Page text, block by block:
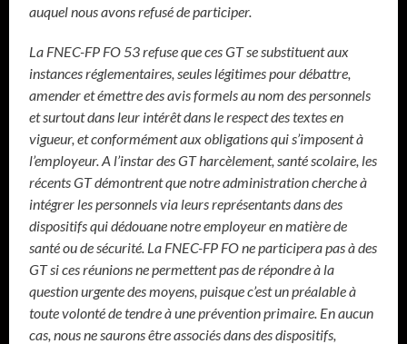
auquel nous avons refusé de participer.
La FNEC-FP FO 53 refuse que ces GT se substituent aux
instances réglementaires, seules légitimes pour débattre,
amender et émettre des avis formels au nom des personnels
et surtout dans leur intérêt dans le respect des textes en
vigueur, et conformément aux obligations qui s’imposent à
l’employeur. A l’instar des GT harcèlement, santé scolaire, les
récents GT démontrent que notre administration cherche à
intégrer les personnels via leurs représentants dans des
dispositifs qui dédouane notre employeur en matière de
santé ou de sécurité. La FNEC-FP FO ne participera pas à des
GT si ces réunions ne permettent pas de répondre à la
question urgente des moyens, puisque c’est un préalable à
toute volonté de tendre à une prévention primaire. En aucun
cas, nous ne saurons être associés dans des dispositifs,